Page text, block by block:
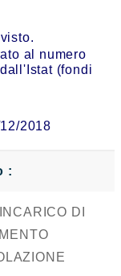
al numero
(fondi
2018
:
DI